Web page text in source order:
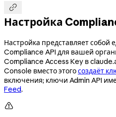

Настройка
Настройка представляет
Compliance API для вашей
Compliance Access Key в
Console вместо этогосоздаёт
включения; ключи Admin API
Feed.
